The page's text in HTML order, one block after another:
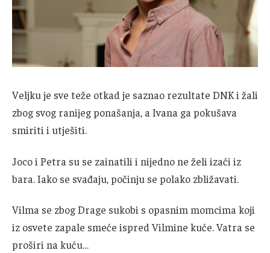
Veljku je sve teže otkad je saznao rezultate DNK i žali
zbog svog ranijeg ponašanja, a Ivana ga pokušava
smiriti i utješiti.
Joco i Petra su se zainatili i nijedno ne želi izaći iz
bara. Iako se svađaju, počinju se polako zbližavati.
Vilma se zbog Drage sukobi s opasnim momcima koji
iz osvete zapale smeće ispred Vilmine kuće. Vatra se
proširi na kuću…